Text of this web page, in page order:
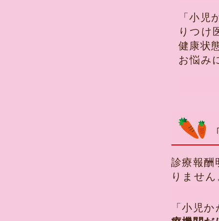
「小
りつけ
健康状
お悩み
診療報酬
りませ
「小児